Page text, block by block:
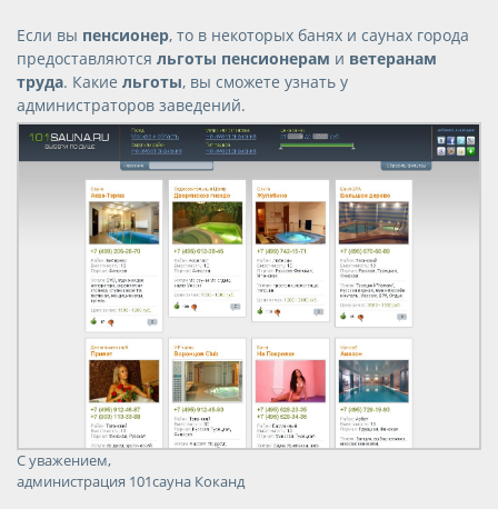
Если вы пенсионер, то в некоторых банях и саунах города
предоставляются льготы пенсионерам и ветеранам
труда. Какие льготы, вы сможете узнать у
администраторов заведений.
С уважением,
администрация 101сауна Коканд